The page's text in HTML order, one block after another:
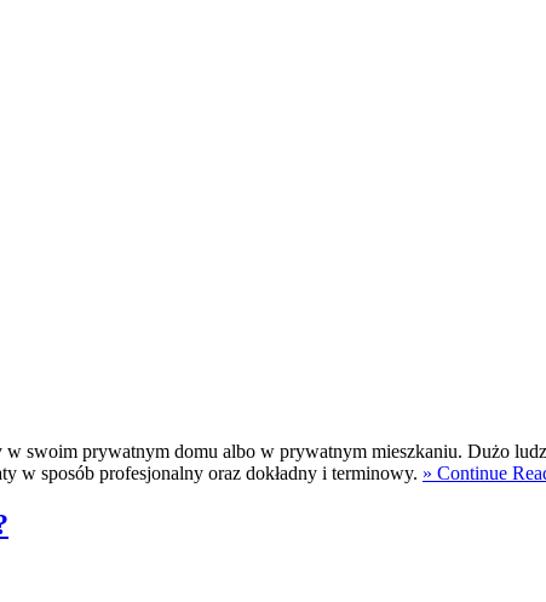
swoim prywatnym domu albo w prywatnym mieszkaniu. Dużo
w sposób profesjonalny oraz dokładny i terminowy. » Continue